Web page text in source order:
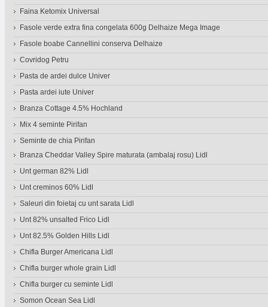
Faina Ketomix Universal
Fasole verde extra fina congelata 600g Delhaize Mega Image
Fasole boabe Cannellini conserva Delhaize
Covridog Petru
Pasta de ardei dulce Univer
Pasta ardei iute Univer
Branza Cottage 4.5% Hochland
Mix 4 seminte Pirifan
Seminte de chia Pirifan
Branza Cheddar Valley Spire maturata (ambalaj rosu) Lidl
Unt german 82% Lidl
Unt creminos 60% Lidl
Saleuri din foietaj cu unt sarata Lidl
Unt 82% unsalted Frico Lidl
Unt 82.5% Golden Hills Lidl
Chifla Burger Americana Lidl
Chifla burger whole grain Lidl
Chifla burger cu seminte Lidl
Somon Ocean Sea Lidl